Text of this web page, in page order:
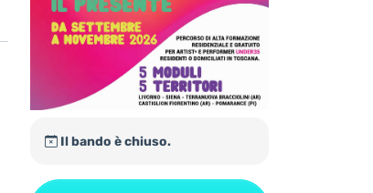
Il bando è chiuso.